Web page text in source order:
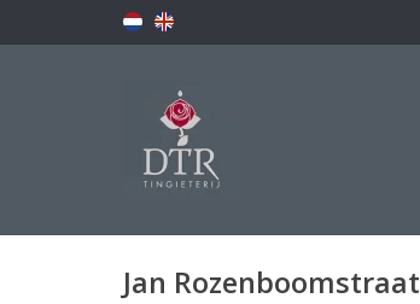
Jan Rozenboomstraat